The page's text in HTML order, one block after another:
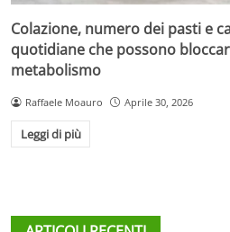
Colazione, numero dei pasti e
quotidiane che possono
metabolismo
Raffaele Moauro Aprile 30, 2026
Leggi di più